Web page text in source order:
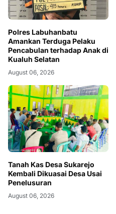
Polres Labuhanbatu
Amankan Terduga Pelaku
Pencabulan terhadap Anak di
Kualuh Selatan
August 06, 2026
Tanah Kas Desa Sukarejo
Kembali Dikuasai Desa Usai
Penelusuran
August 06, 2026